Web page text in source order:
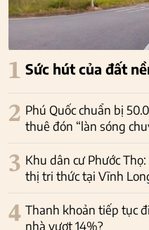
1 Sức hút của đất
2 Phú Quốc chuẩn bị
thuê đón “làn sóng
3 Khu dân cư Phước
thị tri thức tại Vĩnh
4 Thanh khoản tiếp tục
nhà vượt 14%?